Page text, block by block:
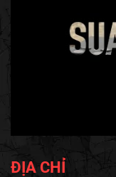
ĐỊA CHỈ